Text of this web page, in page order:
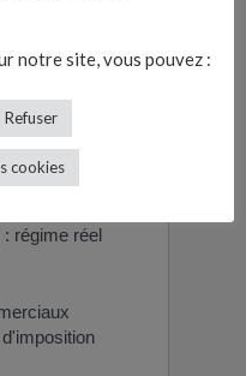
peuvent aider
régime réel
notre site, vous pouvez :
Refuser
cookies